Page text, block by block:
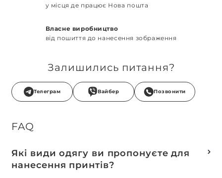
у місця де працює Нова пошта
Власне виробництво
від пошиття до нанесення зображення
Залишились питання?
Телеграм Вайбер Позвонити
FAQ
Які види одягу ви пропонуєте для
нанесення принтів?